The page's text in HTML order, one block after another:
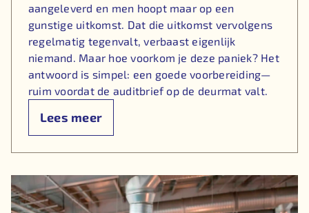
aangeleverd en men hoopt maar op een
gunstige uitkomst. Dat die uitkomst vervolgens
regelmatig tegenvalt, verbaast eigenlijk
niemand. Maar hoe voorkom je deze paniek? Het
antwoord is simpel: een goede voorbereiding—
ruim voordat de auditbrief op de deurmat valt.
Lees meer